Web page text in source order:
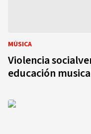
MÚSICA
Violencia
educación